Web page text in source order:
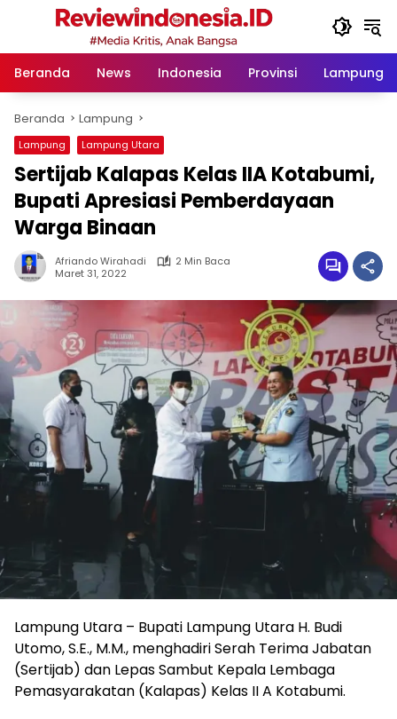
Langsung
Beranda
News Indonesia Provinsi Lampung
Beranda Lampung
Lampung Lampung Utara
Sertijab Kalapas Kelas IIA Kotabumi,
Bupati Apresiasi Pemberdayaan
Warga Binaan
Afriando Wirahadi
2 Min Baca
Maret 31, 2022
Lampung Utara – Bupati Lampung Utara H. Budi
Utomo, S.E., M.M., menghadiri Serah Terima Jabatan
(Sertijab) dan Lepas Sambut Kepala Lembaga
Pemasyarakatan (Kalapas) Kelas II A Kotabumi.